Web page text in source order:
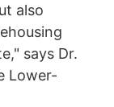
also
says Dr.
Lower-